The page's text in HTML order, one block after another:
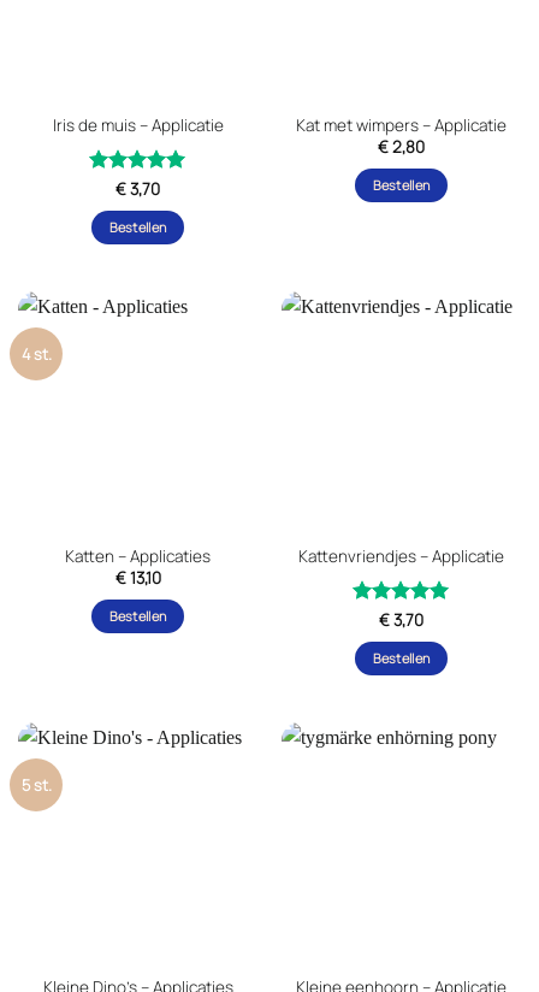
Iris de muis – Applicatie
Gewaardeerd
5uit 5
€3,70
Bestellen
Kat met wimpers – Applicatie
€2,80
Bestellen
4 st.
Katten – Applicaties
€13,10
Bestellen
Kattenvriendjes – Applicatie
Gewaardeerd
5uit 5
€3,70
Bestellen
5 st.
Kleine Dino’s – Applicaties
Kleine eenhoorn – Applicatie